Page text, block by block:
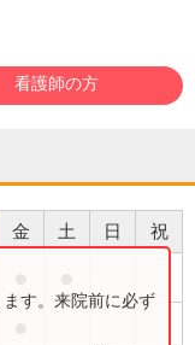
看護師の方
金 土 日 祝
す。来院前に必ず